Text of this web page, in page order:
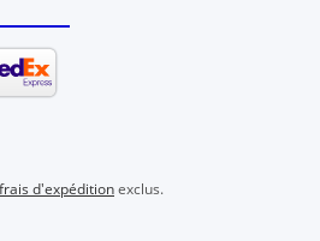
frais d'expéditionexclus.